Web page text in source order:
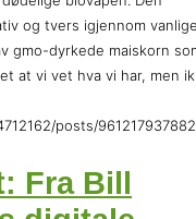
og tvers igjennom
gmo-dyrkede maiskorn
at vi vet hva vi har, men
posts/
Fra Bill